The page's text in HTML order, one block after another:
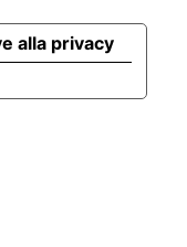
alla privacy